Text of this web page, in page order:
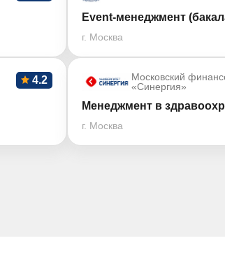
Event-менеджмент
г. Москва
4.2
Московский
«Синергия»
Менеджмент в
г. Москва